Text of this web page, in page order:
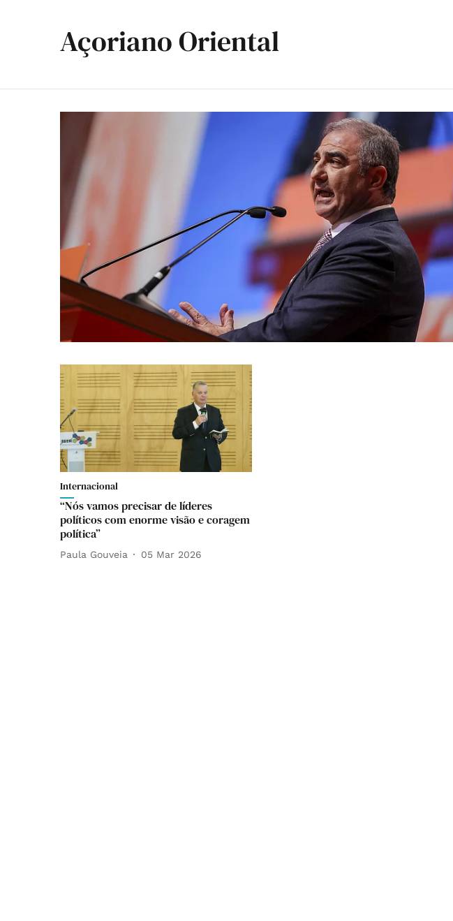
Açoriano Oriental
Internacional
“Nós vamos precisar de líderes
políticos com enorme visão e coragem
política”
Paula Gouveia 05 Mar 2026